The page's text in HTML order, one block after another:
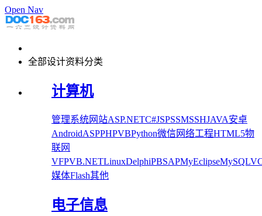
Open Nav
全部设计资料分类
计算机
管理系统网站ASP.NETC#JSPSSMSSHJAVA安卓
AndroidASPPHPVBPython微信网络工程HTML5物
联网
VFPVB.NETLinuxDelphiPBSAPMyEclipseMySQL
媒体Flash其他
电子信息